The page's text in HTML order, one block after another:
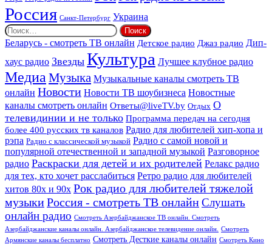
Россия Санкт-Петербург Украина
Найти:
Беларусь - смотреть ТВ онлайн Детское радио Джаз радио Дип-
хаус радио Звезды Культура Лучшее клубное радио
Медиа Музыка Музыкальные каналы смотреть ТВ
онлайн Новости Новости ТВ шоубизнеса Новостные
каналы смотреть онлайн Ответы@liveTV.by Отдых О
телевидинии и не только Программа передач на сегодня
более 400 русских тв каналов Радио для любителей хип-хопа и
рэпа Радио с классической музыкой Радио с самой новой и
популярной отечественной и западной музыкой Разговорное
радио Раскраски для детей и их родителей Релакс радио
для тех, кто хочет расслабиться Ретро радио для любителей
хитов 80х и 90х Рок радио для любителей тяжелой
музыкиРоссия - смотреть ТВ онлайнСлушать
онлайн радио Смотреть Азербайджанское ТВ онлайн. Смотреть
Азербайджанские каналы онлайн. Азербайджанское телевидение онлайн.
Смотреть
Армянские каналы бесплатно Смотреть Десткие каналы онлайн Смотреть Кино